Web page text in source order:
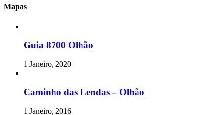
Mapas
Guia 8700 Olhão
1 Janeiro, 2020
Caminho das Lendas – Olhão
1 Janeiro, 2016